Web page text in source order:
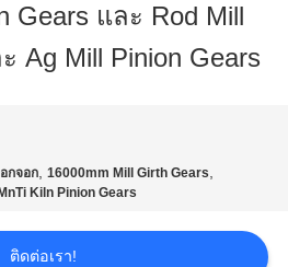
Gears และ Rod Mill
Ag Mill Pinion Gears
กจอก,16000mm Mill Girth Gears,
Kiln Pinion Gears
ติดต่อเรา!